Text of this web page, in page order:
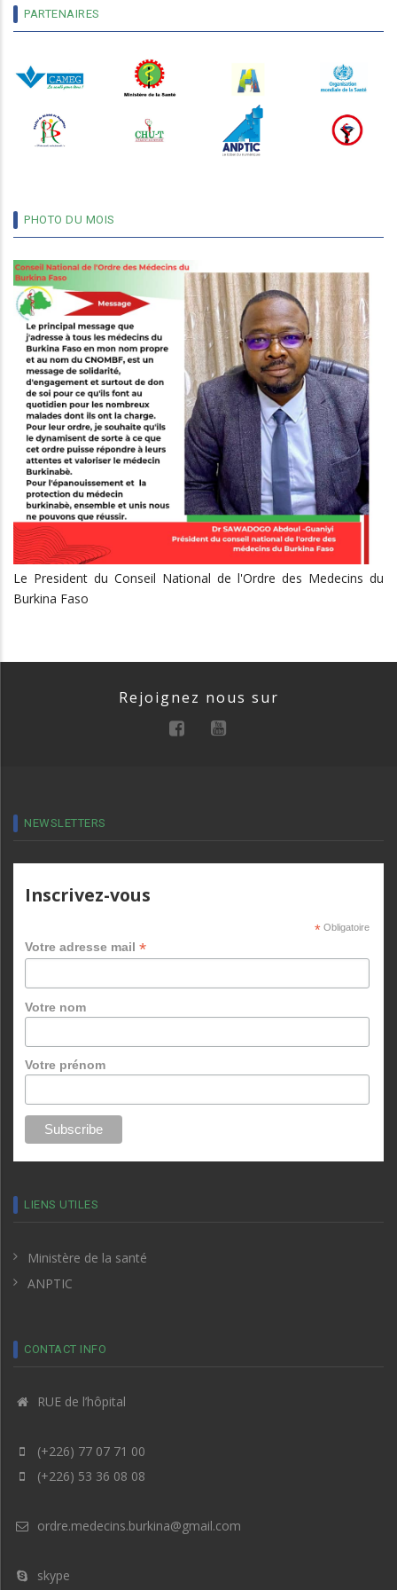
PARTENAIRES
PHOTO DU MOIS
Le President du Conseil National de l'Ordre des Medecins du
Burkina Faso
Rejoignez nous sur
NEWSLETTERS
Inscrivez-vous
*Obligatoire
Votre adresse mail *
Votre nom
Votre prénom
LIENS UTILES
Ministère de la santé
ANPTIC
CONTACT INFO
RUE de l’hôpital
(+226) 77 07 71 00
(+226) 53 36 08 08
ordre.medecins.burkina@gmail.com
skype